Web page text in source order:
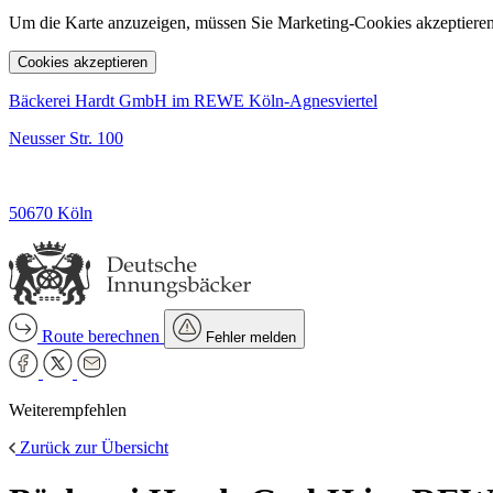
Um die Karte anzuzeigen, müssen Sie Marketing-Cookies
Cookies akzeptieren
Bäckerei Hardt GmbH im REWE Köln-Agnesviertel
Neusser Str. 100
50670 Köln
Route berechnen Fehler melden
Weiterempfehlen
Zurück zur Übersicht